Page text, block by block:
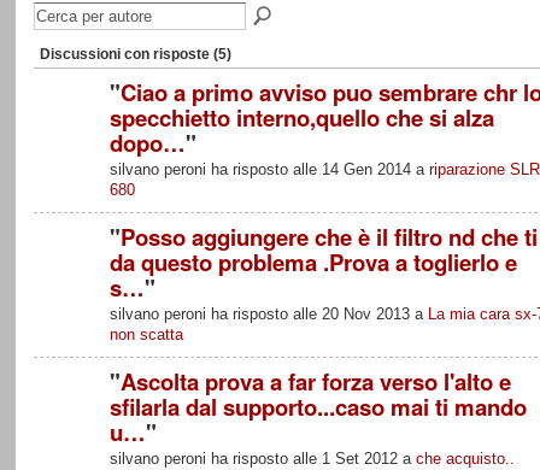
Discussioni con risposte (5)
"Ciao a primo avviso puo sembrare chr
specchietto interno,quello che si alza
dopo…"
silvano peroni ha risposto alle 14 Gen 2014 a riparazione SLR
680
"Posso aggiungere che è il filtro nd che ti
da questo problema .Prova a toglierlo e
s…"
silvano peroni ha risposto alle 20 Nov 2013 a La mia cara sx-
non scatta
"Ascolta prova a far forza verso l'alto e
sfilarla dal supporto...caso mai ti mando
u…"
silvano peroni ha risposto alle 1 Set 2012 a che acquisto..